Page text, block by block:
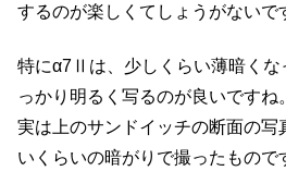
するのが楽しくてしょうがないで
特にα7Ⅱは、少しくらい薄暗くな
っかり明るく写るのが良いですね。
実は上のサンドイッチの断面の写
いくらいの暗がりで撮ったもので